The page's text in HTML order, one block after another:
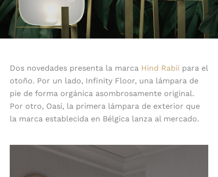
Dos novedades presenta la marca Hind Rabii para el
otoño. Por un lado, Infinity Floor, una lámpara de
pie de forma orgánica asombrosamente original.
Por otro, Oasi, la primera lámpara de exterior que
la marca establecida en Bélgica lanza al mercado.